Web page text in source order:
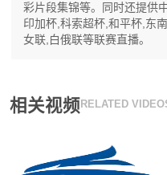
彩片段集锦等。同时还提供
印加杯,科索超杯,和平杯,东
女联,白俄联等联赛直播。
相关视频 RELATED